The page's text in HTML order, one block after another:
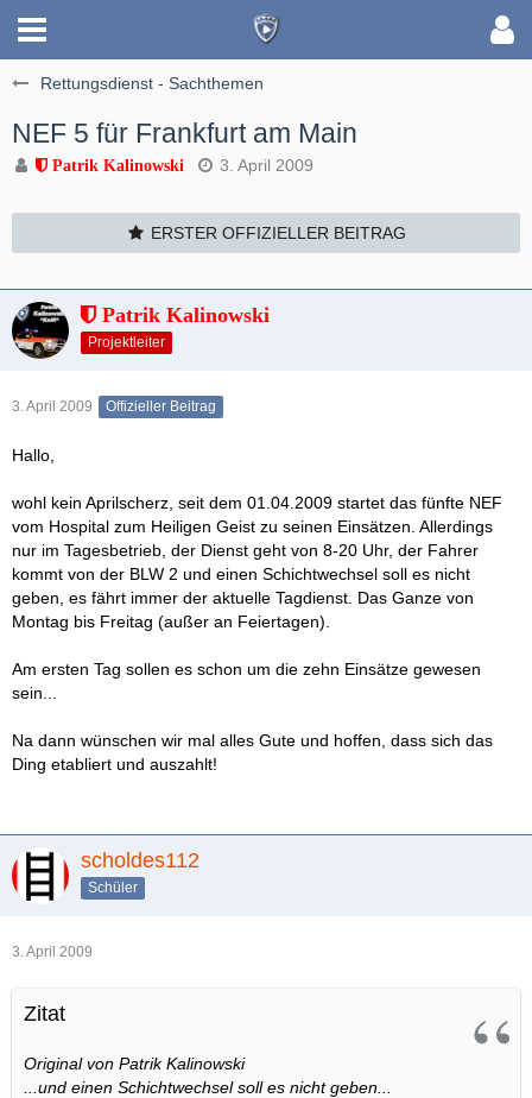
Rettungsdienst - Sachthemen
NEF 5 für Frankfurt am Main
Patrik Kalinowski 3. April 2009
ERSTER OFFIZIELLER BEITRAG
Patrik Kalinowski
Projektleiter
3. April 2009 Offizieller Beitrag
Hallo,
wohl kein Aprilscherz, seit dem 01.04.2009 startet das fünfte NEF
vom Hospital zum Heiligen Geist zu seinen Einsätzen. Allerdings
nur im Tagesbetrieb, der Dienst geht von 8-20 Uhr, der Fahrer
kommt von der BLW 2 und einen Schichtwechsel soll es nicht
geben, es fährt immer der aktuelle Tagdienst. Das Ganze von
Montag bis Freitag (außer an Feiertagen).
Am ersten Tag sollen es schon um die zehn Einsätze gewesen
sein...
Na dann wünschen wir mal alles Gute und hoffen, dass sich das
Ding etabliert und auszahlt!
scholdes112
Schüler
3. April 2009
Zitat
Original von Patrik Kalinowski
...und einen Schichtwechsel soll es nicht geben...